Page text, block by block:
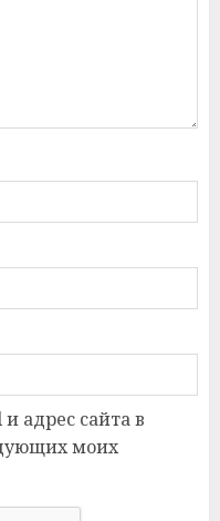
адрес сайта в
моих